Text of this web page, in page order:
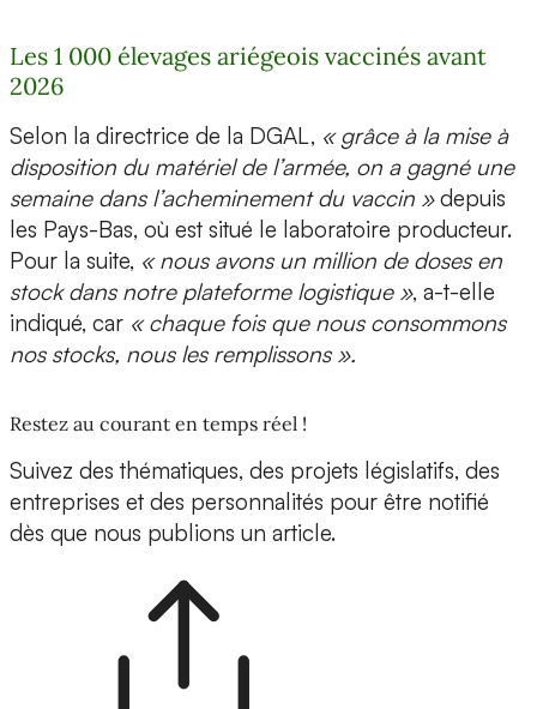
Les 1 000 élevages ariégeois vaccinés avant
2026
Selon la directrice de la DGAL, « grâce à la mise à
disposition du matériel de l’armée, on a gagné une
semaine dans l’acheminement du vaccin »depuis
les Pays-Bas, où est situé le laboratoire producteur.
Pour la suite, « nous avons un million de doses en
stock dans notre plateforme logistique », a-t-elle
indiqué, car « chaque fois que nous consommons
nos stocks, nous les remplissons ».
Restez au courant en temps réel !
Suivez des thématiques, des projets législatifs, des
entreprises et des personnalités pour être notifié
dès que nous publions un article.